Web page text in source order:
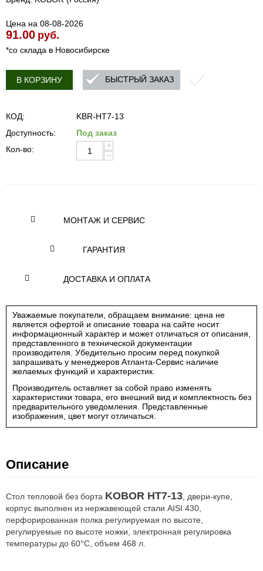
Цена на 08-08-2026
91.00 руб.
*со склада в Новосибирске
В КОРЗИНУ БЫСТРЫЙ ЗАКАЗ
КОД:
KBR-HT7-13
Доступность:
Под заказ
Кол-во:
+
−
МОНТАЖ И СЕРВИС
ГАРАНТИЯ
ДОСТАВКА И ОПЛАТА
Уважаемые покупатели, обращаем внимание: цена не
является офертой и описание товара на сайте носит
информационный характер и может отличаться от описания,
представленного в технической документации
производителя. Убедительно просим перед покупкой
запрашивать у менеджеров Атланта-Сервис наличие
желаемых функций и характеристик.
Производитель оставляет за собой право изменять
характеристики товара, его внешний вид и комплектность без
предварительного уведомления. Представленные
изображения, цвет могут отличаться.
Описание
Стол тепловой без борта KOBOR HT7-13 , двери-купе,
корпус выполнен из нержавеющей стали AISI 430,
перфорированная полка регулируемая по высоте,
регулируемые по высоте ножки, электронная регулировка
температуры до 60°С, объем 468 л.